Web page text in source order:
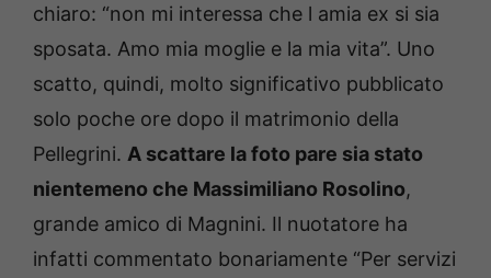
chiaro: “non mi interessa che l amia ex si sia
sposata. Amo mia moglie e la mia vita”. Uno
scatto, quindi, molto significativo pubblicato
solo poche ore dopo il matrimonio della
Pellegrini. A scattare la foto pare sia stato
nientemeno che Massimiliano Rosolino,
grande amico di Magnini. Il nuotatore ha
infatti commentato bonariamente “Per servizi